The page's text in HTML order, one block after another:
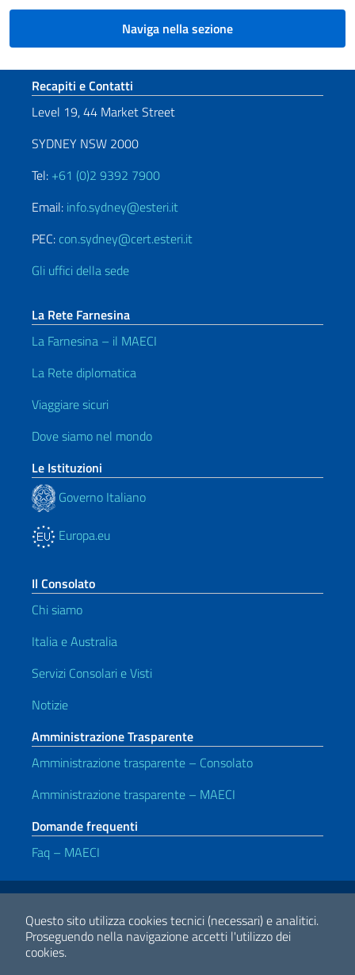
Questo sito utilizza cookies tecnici (necessari) e analitici.
Proseguendo nella navigazione accetti l'utilizzo dei
cookies.
Naviga nella sezione
Sezione footer
Recapiti e Contatti
Level 19, 44 Market Street
SYDNEY NSW 2000
Tel: +61 (0)2 9392 7900
Email: info.sydney@esteri.it
PEC: con.sydney@cert.esteri.it
Gli uffici della sede
La Rete Farnesina
La Farnesina – il MAECI
La Rete diplomatica
Viaggiare sicuri
Dove siamo nel mondo
Le Istituzioni
Governo Italiano
Europa.eu
Il Consolato
Chi siamo
Italia e Australia
Servizi Consolari e Visti
Notizie
Amministrazione Trasparente
Amministrazione trasparente – Consolato
Amministrazione trasparente – MAECI
Domande frequenti
Faq – MAECI
Link Utili